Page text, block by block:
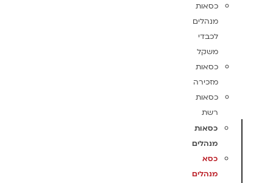
כסאות
מנהלים
לכבדי
משקל
כסאות
מזכירה
כסאות
רשת
כסאות
מנהלים
כסא
מנהלים